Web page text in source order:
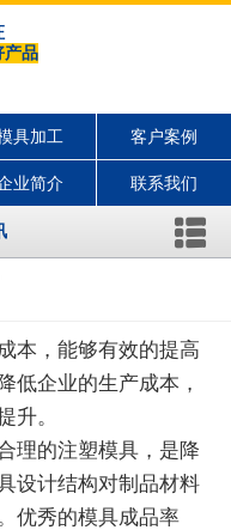
产品
具加工 客户案例
业简介 联系我们
本，能够有效的提高
低企业的生产成本，
升。
理的注塑模具，是降
设计结构对制品材料
优秀的模具成品率